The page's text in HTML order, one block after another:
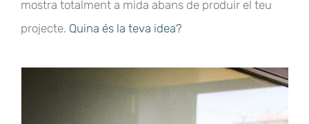
mostra totalment a mida abans de produir el teu
projecte. Quina és la teva idea?